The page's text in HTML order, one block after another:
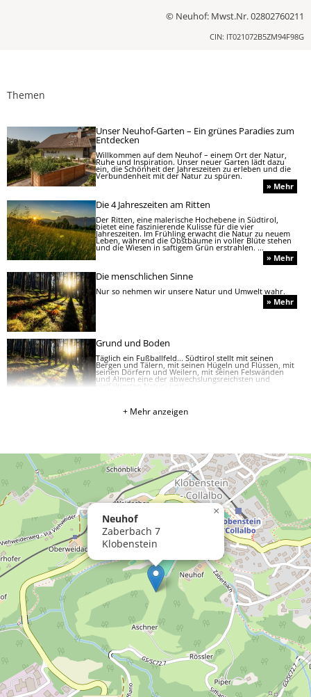
© Neuhof: Mwst.Nr. 02802760211
CIN: IT021072B5ZM94F98G
Themen
Unser Neuhof-Garten – Ein grünes Paradies zum
Entdecken
Willkommen auf dem Neuhof – einem Ort der Natur,
Ruhe und Inspiration. Unser neuer Garten lädt dazu
ein, die Schönheit der Jahreszeiten zu erleben und die
Verbundenheit mit der Natur zu spüren.
» Mehr
Die 4 Jahreszeiten am Ritten
Der Ritten, eine malerische Hochebene in Südtirol,
bietet eine faszinierende Kulisse für die vier
Jahreszeiten. Im Frühling erwacht die Natur zu neuem
Leben, während die Obstbäume in voller Blüte stehen
und die Wiesen in saftigem Grün erstrahlen. ...
» Mehr
Die menschlichen Sinne
Nur so nehmen wir unsere Natur und Umwelt wahr.
» Mehr
Grund und Boden
Täglich ein Fußballfeld... Südtirol stellt mit seinen
Bergen und Tälern, mit seinen Hügeln und Flüssen, mit
seinen Dörfern und Weilern, mit seinen Felswänden
und Almen eine der abwechslungsreichsten und
vielfältigsten Natur- und ...
Augenweide
» Mehr
»
Milchwirtschaft
in
Südtirol
Natur
Pur
-
Bio
Heumilch
»
Ernte
Dank
Feste
+ Mehr anzeigen
Neuhof
Zaberbach 7
Klobenstein
×